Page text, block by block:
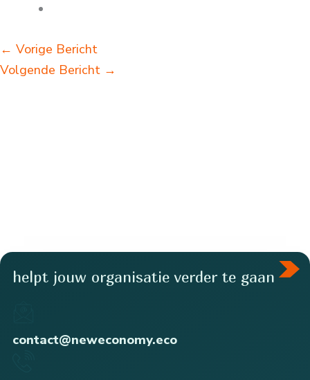
← Vorige Bericht
Volgende Bericht →
helpt jouw organisatie verder te gaan
contact@neweconomy.eco